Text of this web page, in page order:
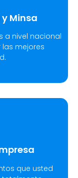
Minsa​
a nivel nacional
mejores
que usted